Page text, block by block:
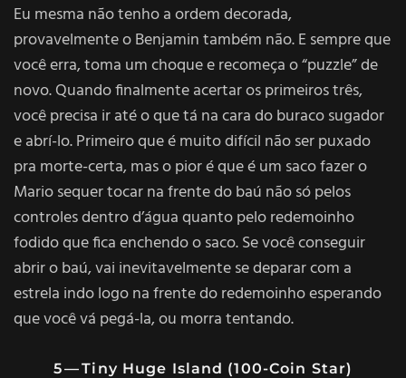
Eu mesma não tenho a ordem decorada,
provavelmente o Benjamin também não. E sempre que
você erra, toma um choque e recomeça o “puzzle” de
novo. Quando finalmente acertar os primeiros três,
você precisa ir até o que tá na cara do buraco sugador
e abrí-lo. Primeiro que é muito difícil não ser puxado
pra morte-certa, mas o pior é que é um saco fazer o
Mario sequer tocar na frente do baú não só pelos
controles dentro d’água quanto pelo redemoinho
fodido que fica enchendo o saco. Se você conseguir
abrir o baú, vai inevitavelmente se deparar com a
estrela indo logo na frente do redemoinho esperando
que você vá pegá-la, ou morra tentando.
5 — Tiny Huge Island (100-Coin Star)